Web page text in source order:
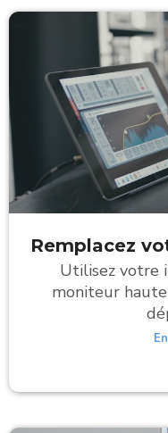
Remplacez
Utilisez votre
moniteur